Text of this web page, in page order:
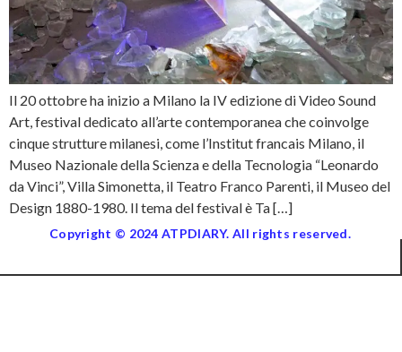
Il 20 ottobre ha inizio a Milano la IV edizione di Video Sound
Art, festival dedicato all’arte contemporanea che coinvolge
cinque strutture milanesi, come l’Institut francais Milano, il
Museo Nazionale della Scienza e della Tecnologia “Leonardo
da Vinci”, Villa Simonetta, il Teatro Franco Parenti, il Museo del
Design 1880-1980. Il tema del festival è Ta […]
Copyright © 2024 ATPDIARY. All rights reserved.